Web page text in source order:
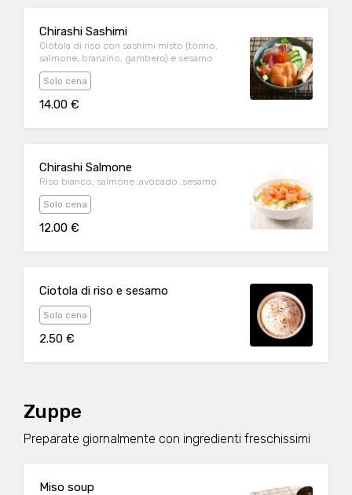
Chirashi Sashimi
Ciotola di riso con sashimi misto (tonno,
salmone, branzino, gambero) e sesamo
Solo cena
14.00 €
Chirashi Salmone
Riso bianco, salmone ,avocado ,sesamo
Solo cena
12.00 €
Ciotola di riso e sesamo
Solo cena
2.50 €
Zuppe
Preparate giornalmente con ingredienti freschissimi
Miso soup